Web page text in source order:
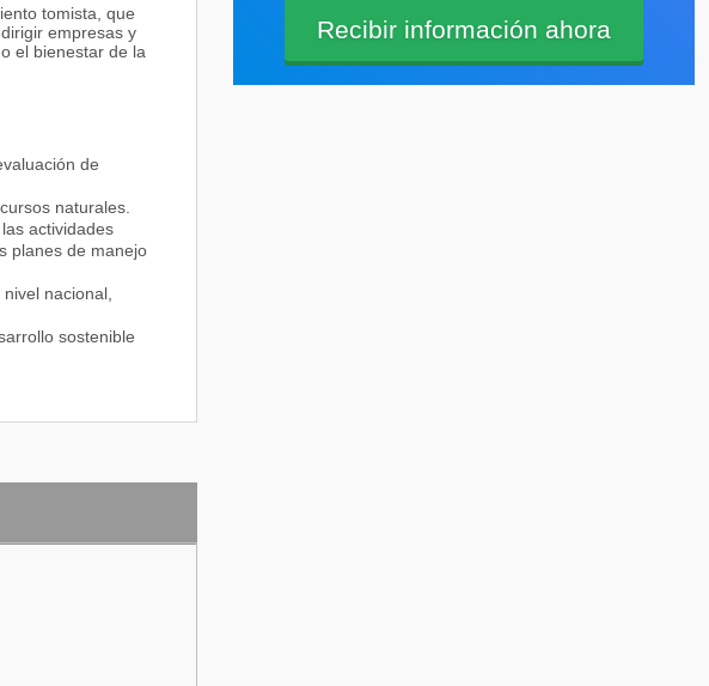
tomista, que
empresas y
el bienestar de la
de
naturales.
actividades
planes de manejo
nacional,
sostenible